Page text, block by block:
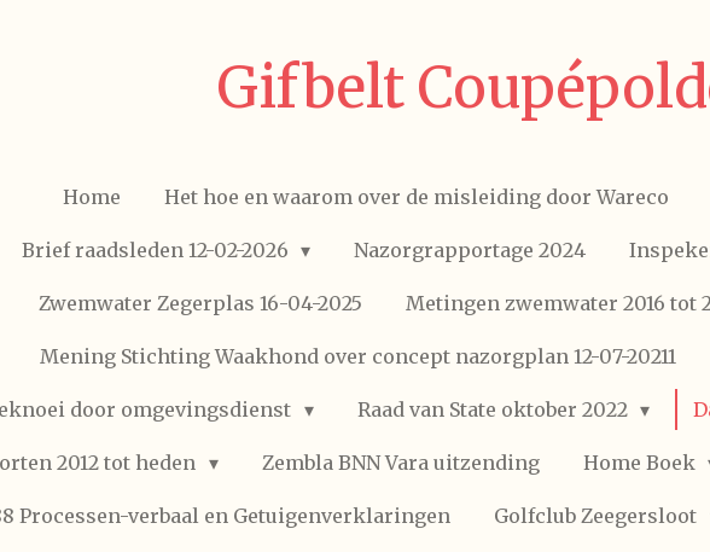
Gifbelt
Home Het hoe en waarom over de misleiding door Wareco
Brief raadsleden 12-02-2026 Nazorgrapportage 2024
Zwemwater Zegerplas 16-04-2025 Metingen zwemwater 2016 tot
Mening Stichting Waakhond over concept nazorgplan 12-07-20211
door omgevingsdienst Raad van State oktober 2022
2012 tot heden Zembla BNN Vara uitzending Home Boek
Processen-verbaal en Getuigenverklaringen Golfclub Zeegersloot